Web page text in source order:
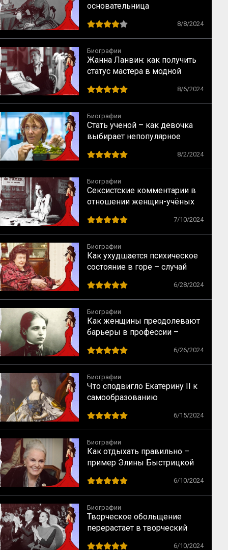
основательница
Креста
8/8/2024
Биографии
Жанна Ланвин: как получить
статус мастера в модной
8/6/2024
Биографии
Стать ученой – как девочка
выбирает непопулярное
8/2/2024
Биографии
Сексистские комментарии в
отношении женщин-учёных
7/10/2024
Биографии
Как ухудшается психическое
состояние в горе – случай
6/28/2024
Биографии
Как женщины преодолевают
барьеры в профессии –
6/26/2024
Биографии
Что сподвигло Екатерину II к
самообразованию
6/15/2024
Биографии
Как отдыхать правильно –
пример Элины Быстрицкой
6/10/2024
Биографии
Творческое обольщение
перерастает в творческий
6/10/2024